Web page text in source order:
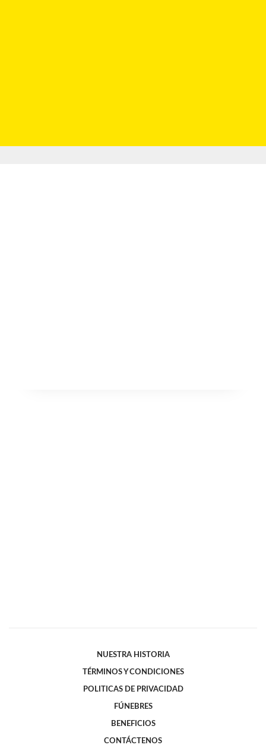
NUESTRA HISTORIA
TÉRMINOS Y CONDICIONES
POLITICAS DE PRIVACIDAD
FÚNEBRES
BENEFICIOS
CONTÁCTENOS